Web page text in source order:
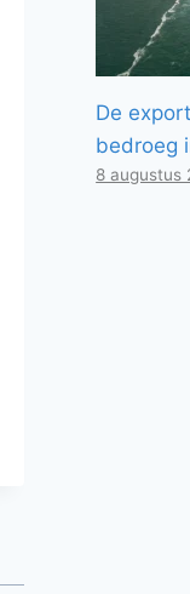
De
bedroeg
8 augustus